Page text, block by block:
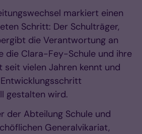
markiert einen
Schritt: Der Schulträger,
die Verantwortung an
die Clara-Fey-Schule und ihre
seit vielen Jahren kennt und
gestalten wird.
der Abteilung Schule und
Generalvikariat,